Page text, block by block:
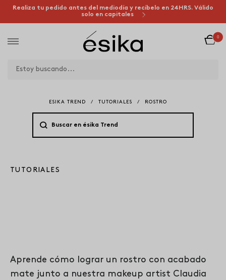
Realiza tu pedido antes del mediodía y recíbelo en 24HRS. Válido
solo en capitales
0
ESIKA TREND / TUTORIALES / ROSTRO
TUTORIALES
Aprende cómo lograr un rostro con acabado
mate junto a nuestra makeup artist Claudia